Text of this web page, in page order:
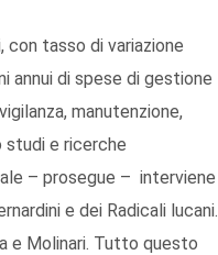
con tasso di variazione
annui di spese di gestione
manutenzione,
studi e ricerche
– prosegue – interviene
e dei Radicali lucani.
e Molinari. Tutto questo